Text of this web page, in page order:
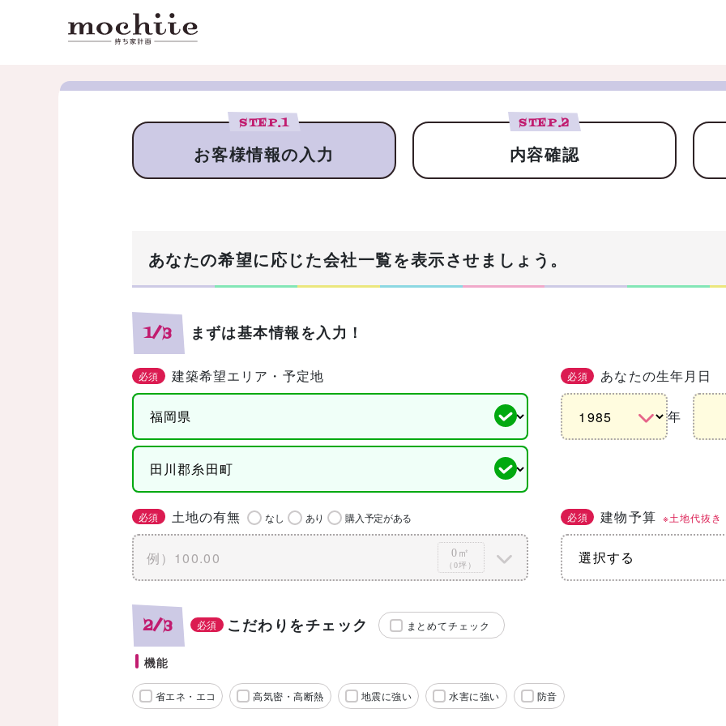
STEP.1
お客様情報の入力
STEP.2
内容確認
あなたの希望に応じた会社一覧を表示させましょう。
1/3 まずは基本情報を入力！
必須 建築希望エリア・予定地 必須 あなたの生年月日
年
必須 土地の有無 なし あり 購入予定がある
0㎡
（0坪）
必須 建物予算 ※土地代抜き
2/3 必須 こだわりをチェック まとめてチェック
機能
省エネ・エコ 高気密・高断熱 地震に強い 水害に強い 防音